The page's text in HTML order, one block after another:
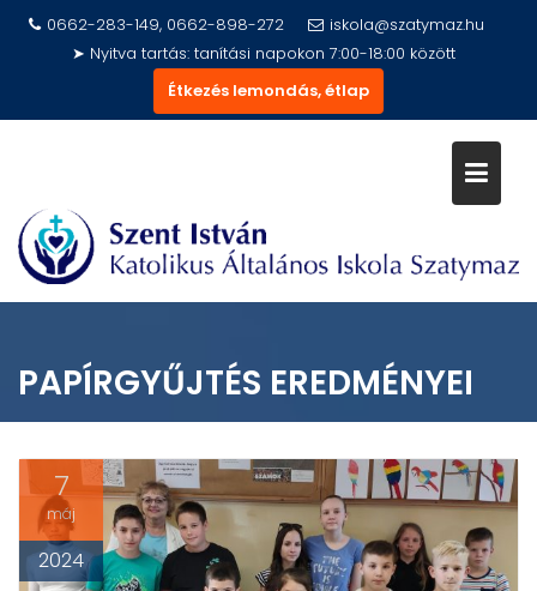
0662-283-149, 0662-898-272
iskola@szatymaz.hu
➤ Nyitva tartás: tanítási napokon 7:00-18:00 között
Étkezés lemondás, étlap
PAPÍRGYŰJTÉS EREDMÉNYEI
7
máj
2024